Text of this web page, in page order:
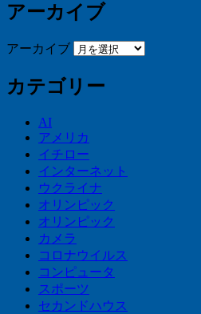
アーカイブ
アーカイブ
カテゴリー
AI
アメリカ
イチロー
インターネット
ウクライナ
オリンピック
オリンピック
カメラ
コロナウイルス
コンピュータ
スポーツ
セカンドハウス